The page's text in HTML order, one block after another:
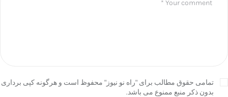
تمامی حقوق مطالب برای "راه نو نیوز" محفوظ است و هرگونه کپی برداری
بدون ذکر منبع ممنوع می باشد.